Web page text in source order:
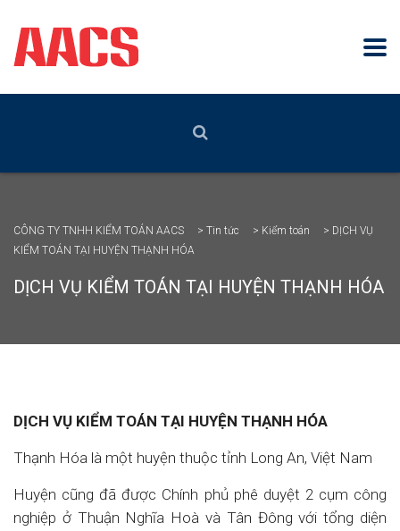
CÔNG TY TNHH KIỂM TOÁN AACS > Tin tức > Kiểm toán > DỊCH VỤ
KIỂM TOÁN TẠI HUYỆN THẠNH HÓA
DỊCH VỤ KIỂM TOÁN TẠI HUYỆN THẠNH HÓA
DỊCH VỤ KIỂM TOÁN TẠI HUYỆN THẠNH HÓA
Thạnh Hóa là một huyện thuộc tỉnh Long An, Việt Nam
Huyện cũng đã được Chính phủ phê duyệt 2 cụm công
nghiệp ở Thuận Nghĩa Hoà và Tân Đông với tổng diện